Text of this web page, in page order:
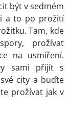
být v sedmém
a to po prožití
Tam, kde
prožívat
na usmíření.
sami přijít s
city a buďte
prožívat jak v